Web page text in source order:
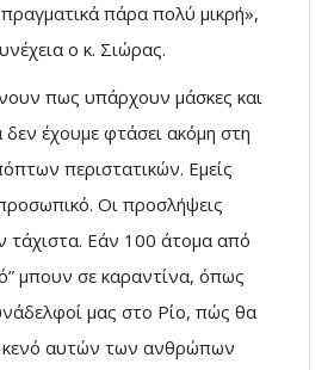
πάρα πολύ μικρή»,
ο κ. Σιώρας.
πως υπάρχουν μάσκες και
έχουμε φτάσει ακόμη στη
περιστατικών. Εμείς
Οι προσλήψεις
τάχιστα. Εάν 100 άτομα από
μπουν σε καραντίνα, όπως
μας στο Ρίο, πώς θα
κενό αυτών των ανθρώπων